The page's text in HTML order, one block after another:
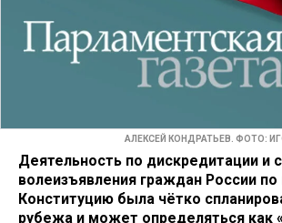
АЛЕКСЕЙ КОНДРАТЬЕВ. ФОТО:
Деятельность по дискредитации и
волеизъявления граждан России
Конституцию была чётко
рубежа и может определяться как